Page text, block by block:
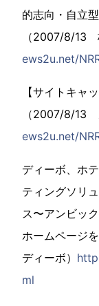
的志向・自立
（2007/8/13
ews2u.net/
【サイトキャ
（2007/8/13
ews2u.net/
ディーボ、ホ
ティングソリ
ス〜アンビッ
ホームページ
ディーボ）
ml